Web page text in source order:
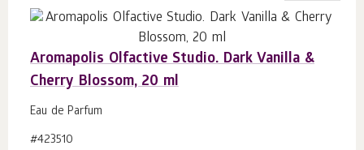
Aromapolis Olfactive Studio. Dark Vanilla &
Cherry Blossom, 20 ml
Eau de Parfum
#423510